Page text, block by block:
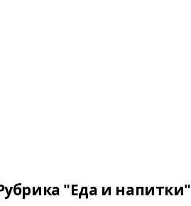
"Еда и напитки"